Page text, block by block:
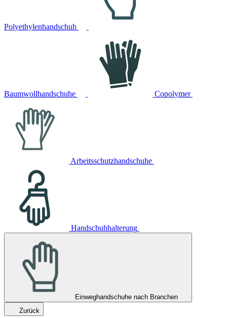
Polyethylenhandschuh
Baumwollhandschuhe Copolymer
Arbeitsschutzhandschuhe
Handschuhhalterung
Einweghandschuhe nach Branchen
Zurück